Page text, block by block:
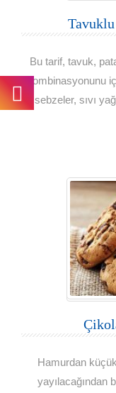
Tavuklu
Bu tarif, tavuk,
kombinasyonunu
sebzeler, sıvı
Hamurdan
yayılacağından